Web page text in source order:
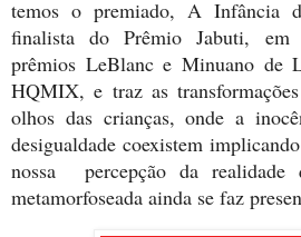
temos o premiado, A Infância
finalista do Prêmio Jabuti, em
prêmios LeBlanc e Minuano de
HQMIX, e traz as
olhos das crianças, onde a
desigualdade coexistem
nossa percepção da realidade
metamorfoseada ainda se faz